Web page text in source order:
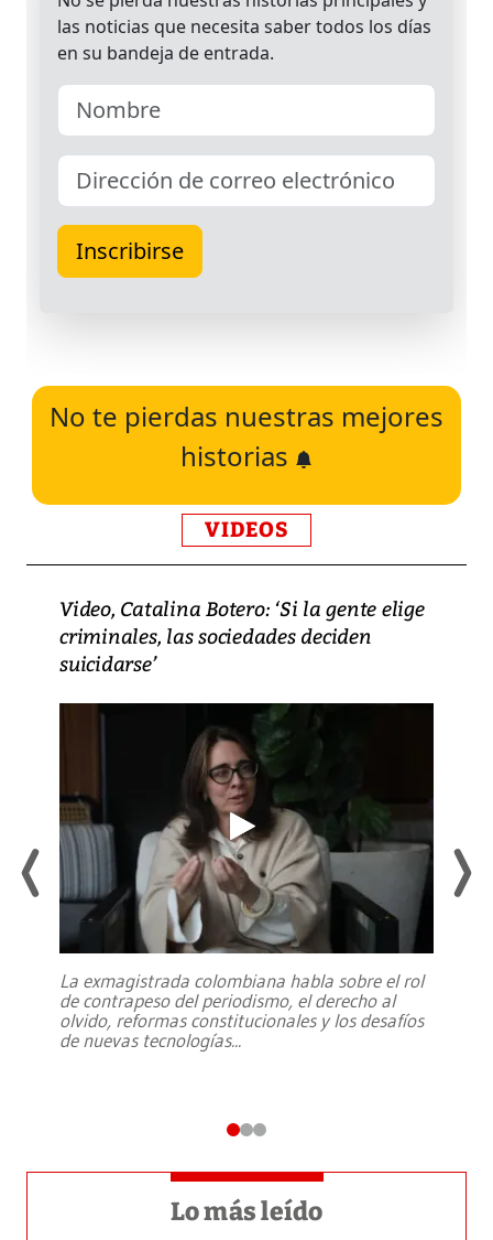
No te pierdas nuestras mejores
historias
VIDEOS
Video, Catalina Botero: ‘Si la gente elige
criminales, las sociedades deciden
suicidarse’
La exmagistrada colombiana habla sobre el rol
de contrapeso del periodismo, el derecho al
olvido, reformas constitucionales y los desafíos
de nuevas tecnologías...
Lo más leído